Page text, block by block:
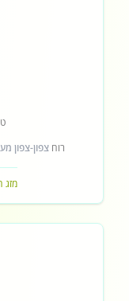
רוחצפון-צפון
מזג